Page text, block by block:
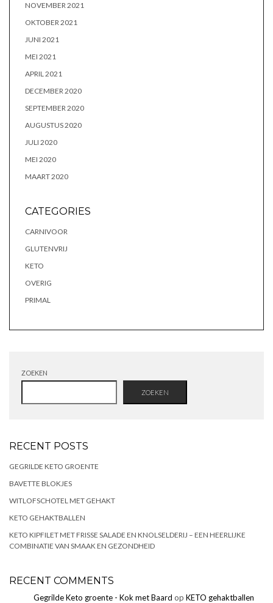
NOVEMBER 2021
OKTOBER 2021
JUNI 2021
MEI 2021
APRIL 2021
DECEMBER 2020
SEPTEMBER 2020
AUGUSTUS 2020
JULI 2020
MEI 2020
MAART 2020
CATEGORIES
CARNIVOOR
GLUTENVRIJ
KETO
OVERIG
PRIMAL
ZOEKEN
ZOEKEN
RECENT POSTS
GEGRILDE KETO GROENTE
BAVETTE BLOKJES
WITLOFSCHOTEL MET GEHAKT
KETO GEHAKTBALLEN
KETO KIPFILET MET FRISSE SALADE EN KNOLSELDERIJ – EEN HEERLIJKE
COMBINATIE VAN SMAAK EN GEZONDHEID
RECENT COMMENTS
Gegrilde Keto groente - Kok met Baard op KETO gehaktballen